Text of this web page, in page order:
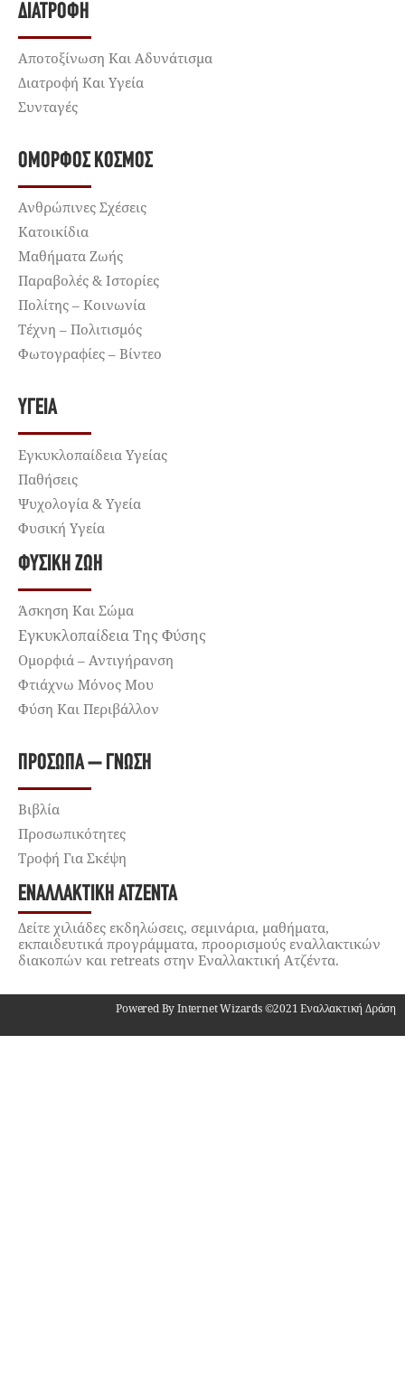
ΔΙΑΤΡΟΦΉ
Αποτοξίνωση Και Αδυνάτισμα
Διατροφή Και Υγεία
Συνταγές
ΌΜΟΡΦΟΣ ΚΌΣΜΟΣ
Ανθρώπινες Σχέσεις
Κατοικίδια
Μαθήματα Ζωής
Παραβολές & Ιστορίες
Πολίτης – Κοινωνία
Τέχνη – Πολιτισμός
Φωτογραφίες – Βίντεο
ΥΓΕΊΑ
Εγκυκλοπαίδεια Υγείας
Παθήσεις
Ψυχολογία & Υγεία
Φυσική Υγεία
ΦΥΣΙΚΉ ΖΩΉ
Άσκηση Και Σώμα
Εγκυκλοπαίδεια Της Φύσης
Ομορφιά – Αντιγήρανση
Φτιάχνω Μόνος Μου
Φύση Και Περιβάλλον
ΠΡΌΣΩΠΑ – ΓΝΏΣΗ
Βιβλία
Προσωπικότητες
Τροφή Για Σκέψη
ΕΝΑΛΛΑΚΤΙΚΉ ΑΤΖΈΝΤΑ
Δείτε χιλιάδες εκδηλώσεις, σεμινάρια, μαθήματα,
εκπαιδευτικά προγράμματα, προορισμούς εναλλακτικών
διακοπών και retreats στην Εναλλακτική Ατζέντα.
Powered By Internet Wizards ©2021 Εναλλακτική Δράση